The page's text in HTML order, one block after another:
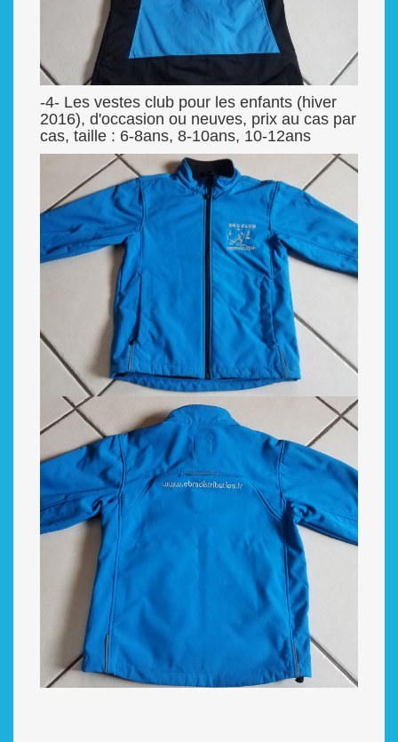
-4- Les vestes club pour les enfants (hiver
2016), d'occasion ou neuves, prix au cas par
cas, taille : 6-8ans, 8-10ans, 10-12ans